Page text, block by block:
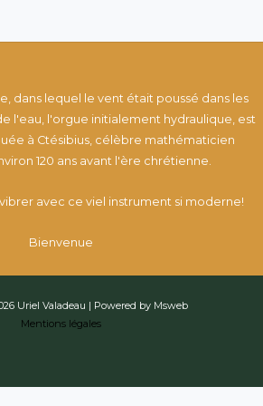
dans lequel le vent était poussé dans les
l'eau, l'orgue initialement hydraulique, est
à Ctésibius, célèbre mathématicien
120 ans avant l'ère chrétienne.
avec ce viel instrument si moderne!
Bienvenue
Uriel Valadeau | Powered by Msweb
Mentions légales